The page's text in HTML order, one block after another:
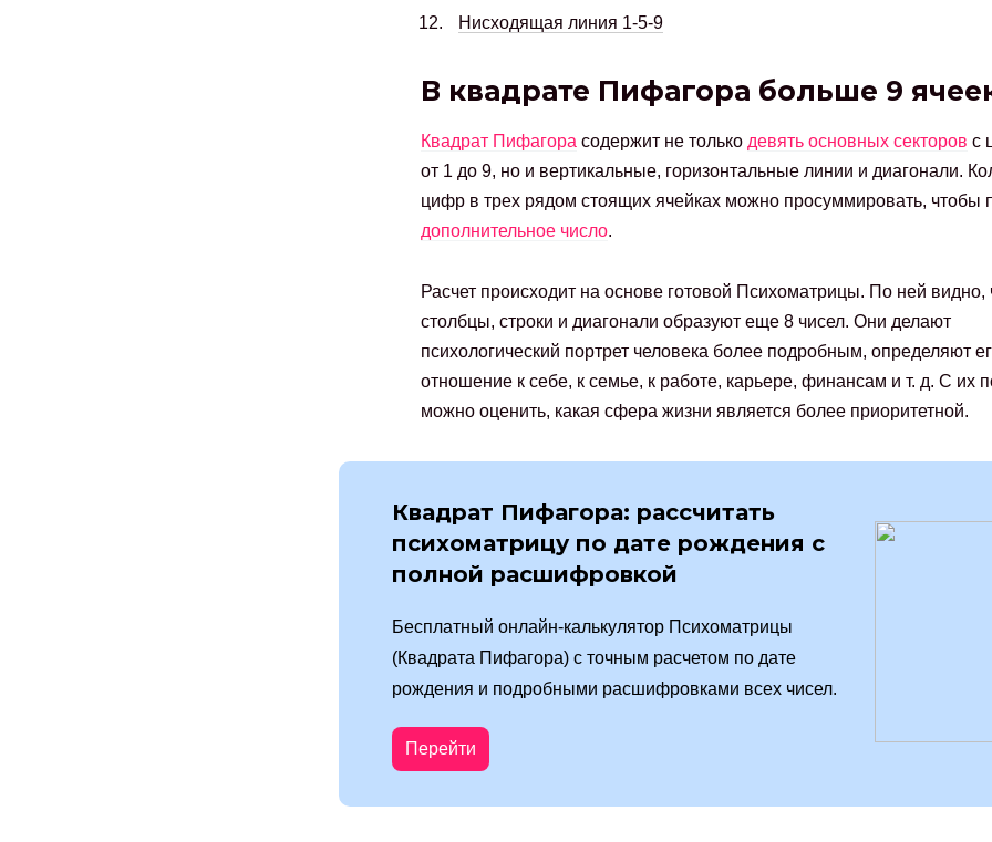
Нисходящая линия 1-5-9
В квадрате Пифагора больше 9
Квадрат Пифагора содержит не только девять основных секторов с
от 1 до 9, но и вертикальные, горизонтальные линии и диагонали.
цифр в трех рядом стоящих ячейках можно просуммировать, чтобы
дополнительное число.
Расчет происходит на основе готовой Психоматрицы. По ней видно,
столбцы, строки и диагонали образуют еще 8 чисел. Они делают
психологический портрет человека более подробным, определяют
отношение к себе, к семье, к работе, карьере, финансам и т. д. С их
можно оценить, какая сфера жизни является более приоритетной.
Квадрат Пифагора: рассчитать
психоматрицу по дате рождения с
полной расшифровкой
Бесплатный онлайн-калькулятор Психоматрицы
(Квадрата Пифагора) с точным расчетом по дате
рождения и подробными расшифровками всех чисел.
Перейти